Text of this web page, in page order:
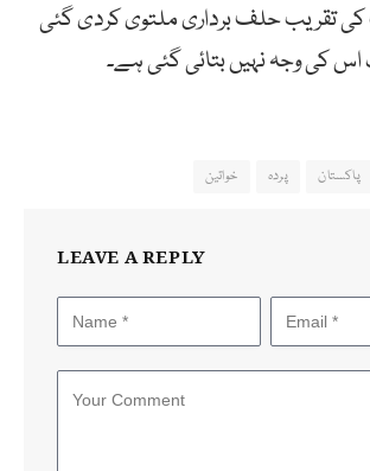
تقریب حلف برداری ملتوی کردی گئی
کی وجہ نہیں بتائی گئی ہے۔
پاکستان پردہ خواتین
LEAVE A REPLY